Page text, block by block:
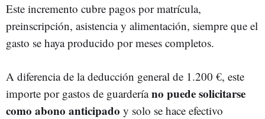
Este incremento cubre pagos por matrícula,
preinscripción, asistencia y alimentación, siempre que el
gasto se haya producido por meses completos.
A diferencia de la deducción general de 1.200 €, este
importe por gastos de guarderíano puede solicitarse
como abono anticipado y solo se hace efectivo